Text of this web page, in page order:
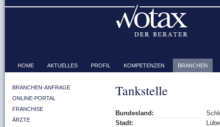
HOME AKTUELLES PROFIL KOMPETENZEN BRANCHEN
BRANCHEN-ANFRAGE
ONLINE-PORTAL
FRANCHISE
ÄRZTE
Tankstelle
Bundesland:
Stadt: